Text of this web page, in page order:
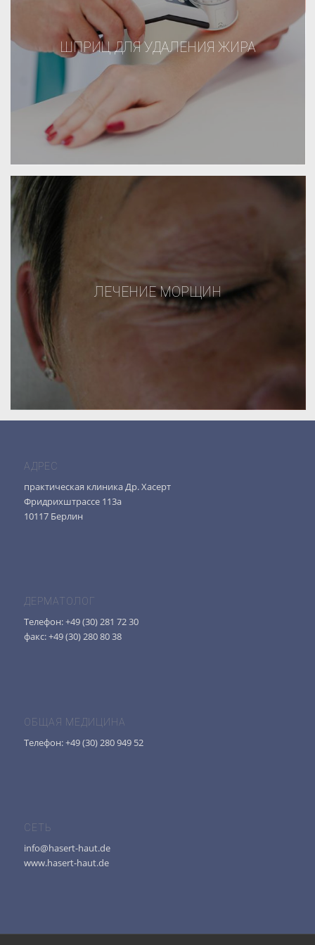
ШПРИЦ ДЛЯ УДАЛЕНИЯ ЖИРА
ЛЕЧЕНИЕ МОРЩИН
АДРЕС
практическая клиника Др. Хасерт
Фридрихштрассе 113а
10117 Берлин
ДЕРМАТОЛОГ
Телефон: +49 (30) 281 72 30
факс: +49 (30) 280 80 38
ОБЩАЯ МЕДИЦИНА
Телефон: +49 (30) 280 949 52
СЕТЬ
info@hasert-haut.de
www.hasert-haut.de